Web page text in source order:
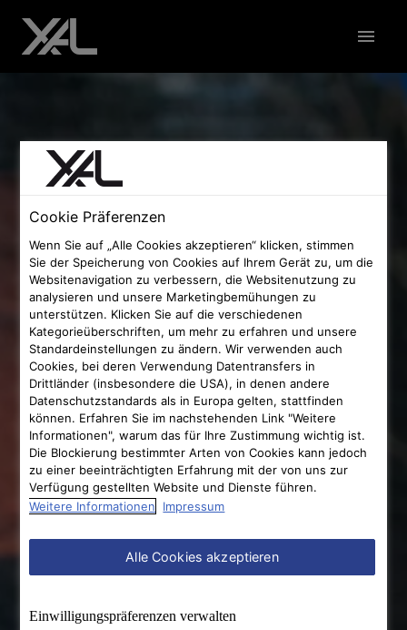
Inhalt
springen
Startseite
Cookie Präferenzen
Wenn Sie auf „Alle Cookies akzeptieren“ klicken, stimmen
Sie der Speicherung von Cookies auf Ihrem Gerät zu, um die
Websitenavigation zu verbessern, die Websitenutzung zu
analysieren und unsere Marketingbemühungen zu
unterstützen. Klicken Sie auf die verschiedenen
Kategorieüberschriften, um mehr zu erfahren und unsere
Standardeinstellungen zu ändern. Wir verwenden auch
Cookies, bei deren Verwendung Datentransfers in
Drittländer (insbesondere die USA), in denen andere
Datenschutzstandards als in Europa gelten, stattfinden
können. Erfahren Sie im nachstehenden Link "Weitere
Informationen", warum das für Ihre Zustimmung wichtig ist.
Die Blockierung bestimmter Arten von Cookies kann jedoch
zu einer beeinträchtigten Erfahrung mit der von uns zur
Verfügung gestellten Website und Dienste führen.
Weitere Informationen
Impressum
Alle Cookies akzeptieren
Einwilligungs­präferenzen verwalten